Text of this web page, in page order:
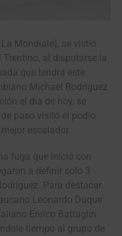
Mondiale), se vistió
al disputarse la
que tendrá este
Michael Rodríguez
el día de hoy, se
paso visitó el podio
escalador.
fuga que inició con
a definir solo 3
Para destacar
Leonardo Duque
Enrico Battaglin
tiempo al grupo de